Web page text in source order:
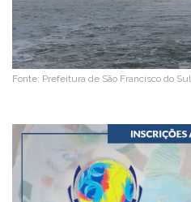
Fonte: Prefeitura de São Francisco do Sul